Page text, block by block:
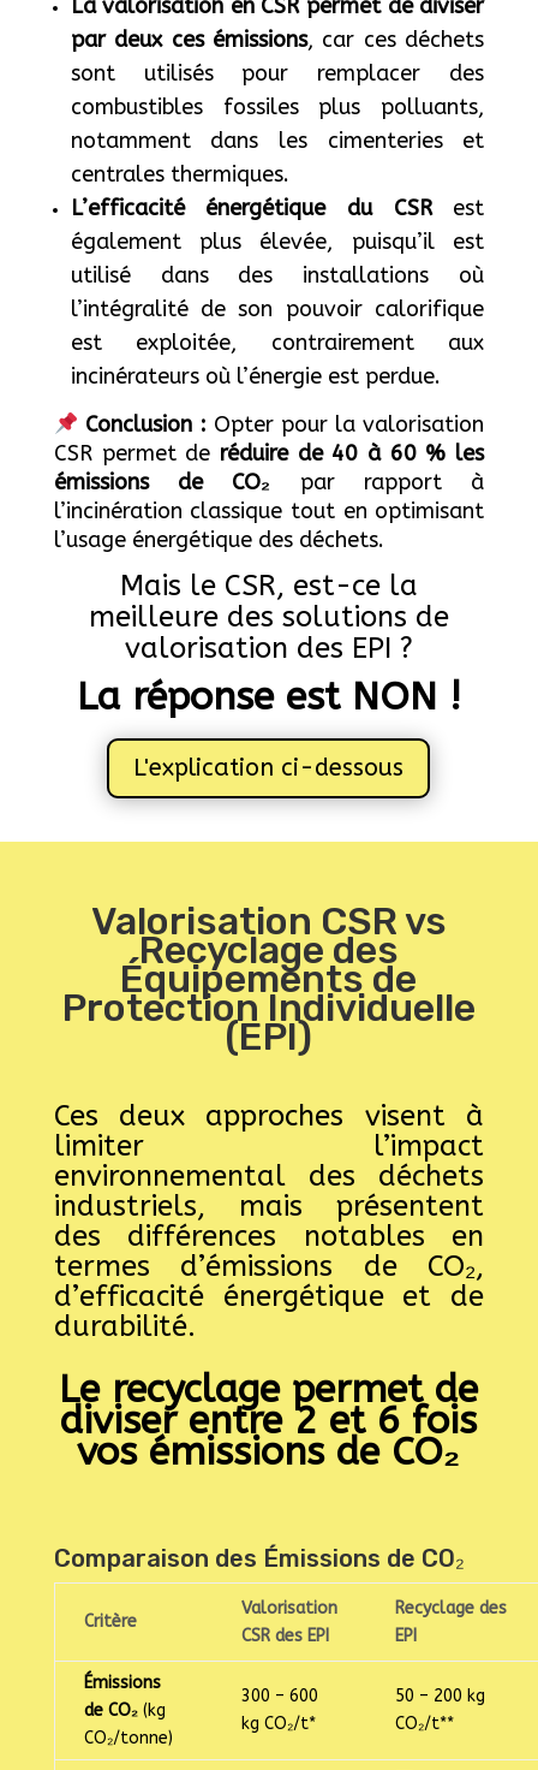
La valorisation en CSR permet de diviser
par deux ces émissions, car ces déchets
sont utilisés pour remplacer des
combustibles fossiles plus polluants,
notamment dans les cimenteries et
centrales thermiques.
L’efficacité énergétique du CSRest
également plus élevée, puisqu’il est
utilisé dans des installations où
l’intégralité de son pouvoir calorifique
est exploitée, contrairement aux
incinérateurs où l’énergie est perdue.
Conclusion : Opter pour la valorisation
CSR permet de réduire de 40 à 60 % les
émissions de CO₂ par rapport à
l’incinération classique tout en optimisant
l’usage énergétique des déchets.
Mais le CSR, est-ce la
meilleure des solutions de
valorisation des EPI ?
La réponse est NON !
L'explication ci-dessous
Valorisation CSR vs
Recyclage des
Équipements de
Protection Individuelle
(EPI)
Ces deux approches visent à
limiter l’impact
environnemental des déchets
industriels, mais présentent
des différences notables en
termes d’émissions de CO₂,
d’efficacité énergétique et de
durabilité.
Le recyclage permet de
diviser entre 2 et 6 fois
vos émissions de CO₂
Comparaison des Émissions de CO₂
Critère
Valorisation
CSR des EPI
Recyclage des
EPI
Émissions
de CO₂(kg
CO₂/tonne)
300 – 600
kg CO₂/t*
50 – 200 kg
CO₂/t**